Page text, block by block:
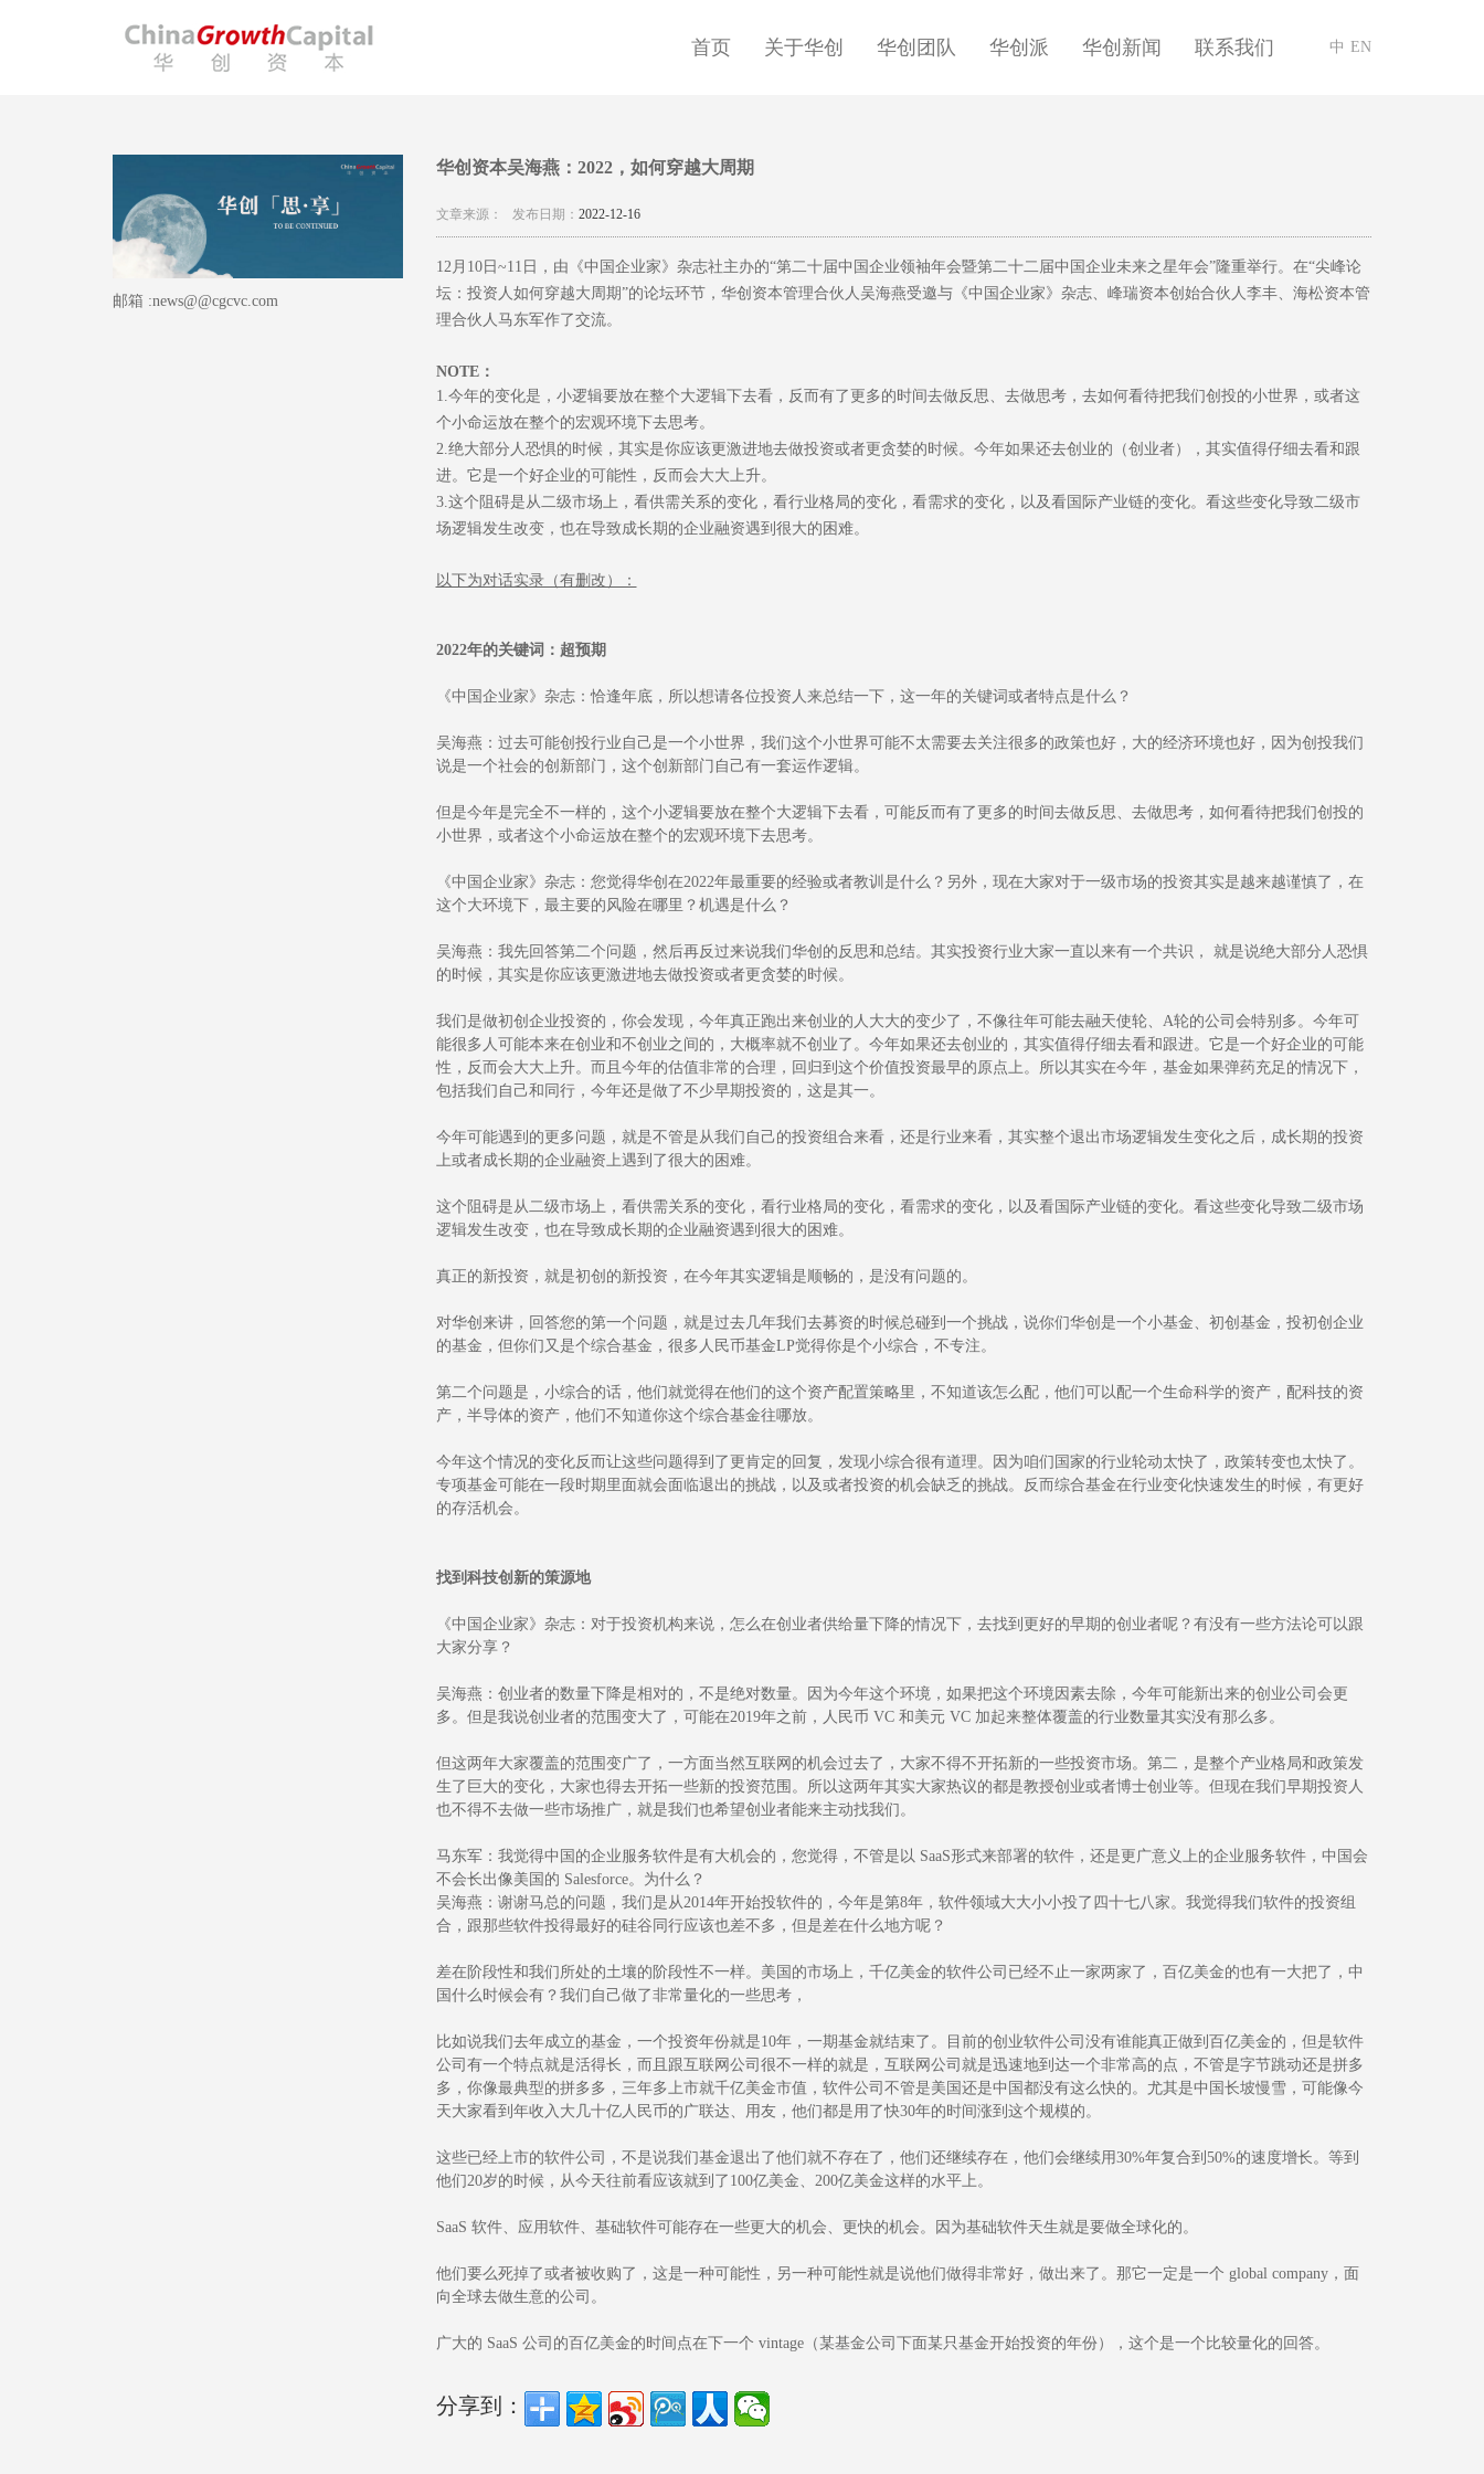
首页 关于华创 华创团队 华创派 华创新闻 联系我们 中 EN
邮箱 :news@@cgcvc.com
华创资本吴海燕：2022，如何穿越大周期
文章来源： 发布日期： 2022-12-16
12月10日~11日，由《中国企业家》杂志社主办的“第二十届中国企业领袖年会暨第二十二届中国企业未来之星年会”隆重举行。在“尖峰论
坛：投资人如何穿越大周期”的论坛环节，华创资本管理合伙人吴海燕受邀与《中国企业家》杂志、峰瑞资本创始合伙人李丰、海松资本管
理合伙人马东军作了交流。
NOTE：
1.今年的变化是，小逻辑要放在整个大逻辑下去看，反而有了更多的时间去做反思、去做思考，去如何看待把我们创投的小世界，或者这
个小命运放在整个的宏观环境下去思考。
2.绝大部分人恐惧的时候，其实是你应该更激进地去做投资或者更贪婪的时候。今年如果还去创业的（创业者），其实值得仔细去看和跟
进。它是一个好企业的可能性，反而会大大上升。
3.这个阻碍是从二级市场上，看供需关系的变化，看行业格局的变化，看需求的变化，以及看国际产业链的变化。看这些变化导致二级市
场逻辑发生改变，也在导致成长期的企业融资遇到很大的困难。
以下为对话实录（有删改）：
2022年的关键词：超预期
《中国企业家》杂志：恰逢年底，所以想请各位投资人来总结一下，这一年的关键词或者特点是什么？
吴海燕：过去可能创投行业自己是一个小世界，我们这个小世界可能不太需要去关注很多的政策也好，大的经济环境也好，因为创投我们
说是一个社会的创新部门，这个创新部门自己有一套运作逻辑。
但是今年是完全不一样的，这个小逻辑要放在整个大逻辑下去看，可能反而有了更多的时间去做反思、去做思考，如何看待把我们创投的
小世界，或者这个小命运放在整个的宏观环境下去思考。
《中国企业家》杂志：您觉得华创在2022年最重要的经验或者教训是什么？另外，现在大家对于一级市场的投资其实是越来越谨慎了，在
这个大环境下，最主要的风险在哪里？机遇是什么？
吴海燕：我先回答第二个问题，然后再反过来说我们华创的反思和总结。其实投资行业大家一直以来有一个共识， 就是说绝大部分人恐惧
的时候，其实是你应该更激进地去做投资或者更贪婪的时候。
我们是做初创企业投资的，你会发现，今年真正跑出来创业的人大大的变少了，不像往年可能去融天使轮、A轮的公司会特别多。今年可
能很多人可能本来在创业和不创业之间的，大概率就不创业了。今年如果还去创业的，其实值得仔细去看和跟进。它是一个好企业的可能
性，反而会大大上升。而且今年的估值非常的合理，回归到这个价值投资最早的原点上。所以其实在今年，基金如果弹药充足的情况下，
包括我们自己和同行，今年还是做了不少早期投资的，这是其一。
今年可能遇到的更多问题，就是不管是从我们自己的投资组合来看，还是行业来看，其实整个退出市场逻辑发生变化之后，成长期的投资
上或者成长期的企业融资上遇到了很大的困难。
这个阻碍是从二级市场上，看供需关系的变化，看行业格局的变化，看需求的变化，以及看国际产业链的变化。看这些变化导致二级市场
逻辑发生改变，也在导致成长期的企业融资遇到很大的困难。
真正的新投资，就是初创的新投资，在今年其实逻辑是顺畅的，是没有问题的。
对华创来讲，回答您的第一个问题，就是过去几年我们去募资的时候总碰到一个挑战，说你们华创是一个小基金、初创基金，投初创企业
的基金，但你们又是个综合基金，很多人民币基金LP觉得你是个小综合，不专注。
第二个问题是，小综合的话，他们就觉得在他们的这个资产配置策略里，不知道该怎么配，他们可以配一个生命科学的资产，配科技的资
产，半导体的资产，他们不知道你这个综合基金往哪放。
今年这个情况的变化反而让这些问题得到了更肯定的回复，发现小综合很有道理。因为咱们国家的行业轮动太快了，政策转变也太快了。
专项基金可能在一段时期里面就会面临退出的挑战，以及或者投资的机会缺乏的挑战。反而综合基金在行业变化快速发生的时候，有更好
的存活机会。
找到科技创新的策源地
《中国企业家》杂志：对于投资机构来说，怎么在创业者供给量下降的情况下，去找到更好的早期的创业者呢？有没有一些方法论可以跟
大家分享？
吴海燕：创业者的数量下降是相对的，不是绝对数量。因为今年这个环境，如果把这个环境因素去除，今年可能新出来的创业公司会更
多。但是我说创业者的范围变大了，可能在2019年之前，人民币 VC 和美元 VC 加起来整体覆盖的行业数量其实没有那么多。
但这两年大家覆盖的范围变广了，一方面当然互联网的机会过去了，大家不得不开拓新的一些投资市场。第二，是整个产业格局和政策发
生了巨大的变化，大家也得去开拓一些新的投资范围。所以这两年其实大家热议的都是教授创业或者博士创业等。但现在我们早期投资人
也不得不去做一些市场推广，就是我们也希望创业者能来主动找我们。
马东军：我觉得中国的企业服务软件是有大机会的，您觉得，不管是以 SaaS形式来部署的软件，还是更广意义上的企业服务软件，中国会
不会长出像美国的 Salesforce。为什么？
吴海燕：谢谢马总的问题，我们是从2014年开始投软件的，今年是第8年，软件领域大大小小投了四十七八家。我觉得我们软件的投资组
合，跟那些软件投得最好的硅谷同行应该也差不多，但是差在什么地方呢？
差在阶段性和我们所处的土壤的阶段性不一样。美国的市场上，千亿美金的软件公司已经不止一家两家了，百亿美金的也有一大把了，中
国什么时候会有？我们自己做了非常量化的一些思考，
比如说我们去年成立的基金，一个投资年份就是10年，一期基金就结束了。目前的创业软件公司没有谁能真正做到百亿美金的，但是软件
公司有一个特点就是活得长，而且跟互联网公司很不一样的就是，互联网公司就是迅速地到达一个非常高的点，不管是字节跳动还是拼多
多，你像最典型的拼多多，三年多上市就千亿美金市值，软件公司不管是美国还是中国都没有这么快的。尤其是中国长坡慢雪，可能像今
天大家看到年收入大几十亿人民币的广联达、用友，他们都是用了快30年的时间涨到这个规模的。
这些已经上市的软件公司，不是说我们基金退出了他们就不存在了，他们还继续存在，他们会继续用30%年复合到50%的速度增长。等到
他们20岁的时候，从今天往前看应该就到了100亿美金、200亿美金这样的水平上。
SaaS 软件、应用软件、基础软件可能存在一些更大的机会、更快的机会。因为基础软件天生就是要做全球化的。
他们要么死掉了或者被收购了，这是一种可能性，另一种可能性就是说他们做得非常好，做出来了。那它一定是一个 global company，面
向全球去做生意的公司。
广大的 SaaS 公司的百亿美金的时间点在下一个 vintage（某基金公司下面某只基金开始投资的年份），这个是一个比较量化的回答。
分享到：